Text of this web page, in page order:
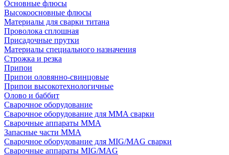
Основные флюсы
Высокоосновные флюсы
Материалы для сварки титана
Проволока сплошная
Присадочные прутки
Материалы специального назначения
Строжка и резка
Припои
Припои оловянно-свинцовые
Припои высокотехнологичные
Олово и баббит
Сварочное оборудование
Сварочное оборудование для MMA сварки
Сварочные аппараты MMA
Запасные части MMA
Сварочное оборудование для MIG/MAG сварки
Сварочные аппараты MIG/MAG